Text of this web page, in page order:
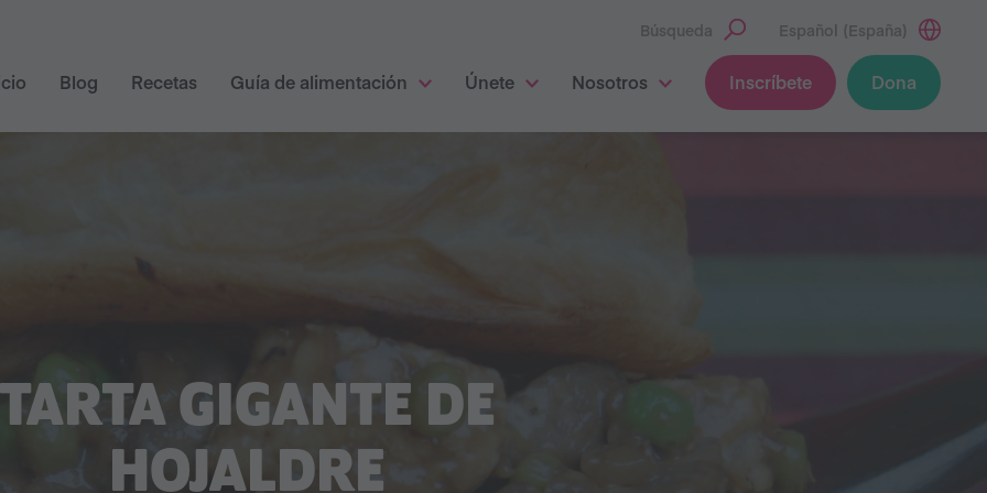
Búsqueda Español (España)
Blog Recetas Guía de alimentación Únete Nosotros Inscríbete Dona
GIGANTE DE
HOJALDRE